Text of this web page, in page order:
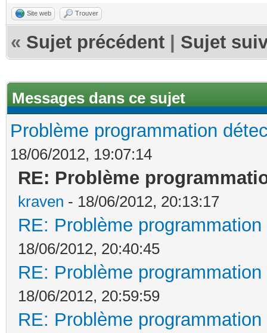
Site web Trouver
« Sujet précédent Sujet
Messages dans ce sujet
Problème programmation
18/06/2012, 19:07:14
RE: Problème
kraven - 18/06/2012, 20:13:17
RE: Problème
18/06/2012, 20:40:45
RE: Problème
18/06/2012, 20:59:59
RE: Problème